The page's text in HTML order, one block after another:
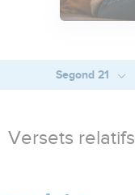
Segond 21
Versets relatifs